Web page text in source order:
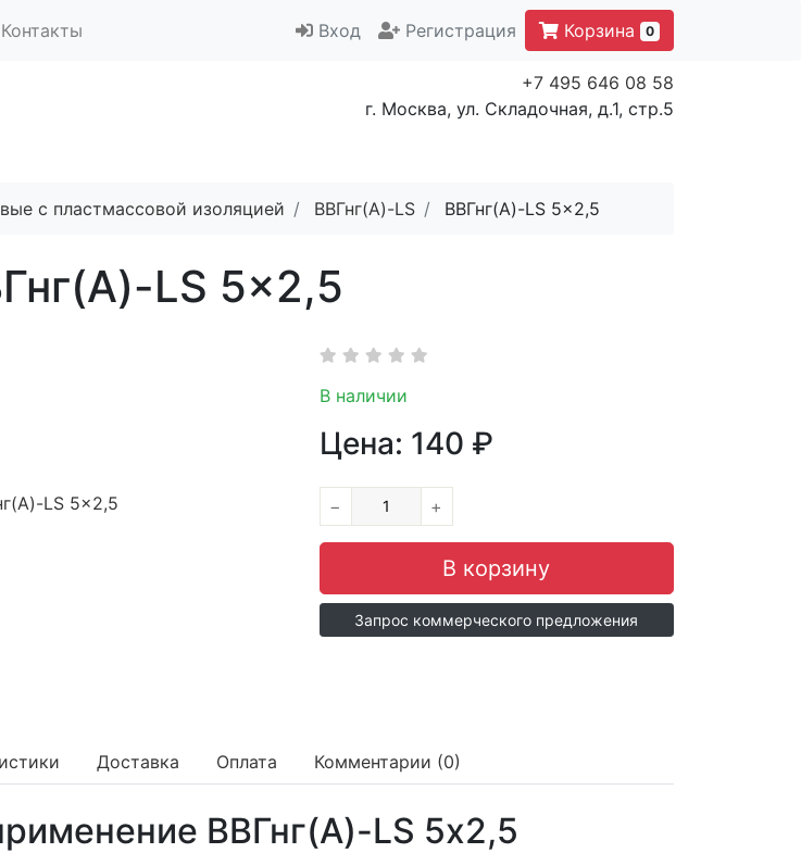
Контакты Вход Регистрация Корзина 0
+7 495 646 08 58
г. Москва, ул. Складочная, д.1, стр.5
с пластмассовой изоляцией ВВГнг(A)-LS ВВГнг(A)-LS 5x2,5
LS 5x2,5
В наличии
Цена: 140 ₽
− +
Запрос коммерческого предложения
Доставка Оплата Комментарии (0)
ВВГнг(А)-LS 5х2,5